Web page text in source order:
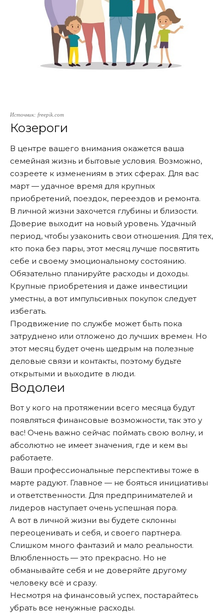
Источник: freepik.com
Козероги
В центре вашего внимания окажется ваша
семейная жизнь и бытовые условия. Возможно,
созреете к изменениям в этих сферах. Для вас
март — удачное время для крупных
приобретений, поездок, переездов и ремонта.
В личной жизни захочется глубины и близости.
Доверие выходит на новый уровень. Удачный
период, чтобы узаконить свои отношения. Для тех,
кто пока без пары, этот месяц лучше посвятить
себе и своему эмоциональному состоянию.
Обязательно планируйте расходы и доходы.
Крупные приобретения и даже инвестиции
уместны, а вот импульсивных покупок следует
избегать.
Продвижение по службе может быть пока
затруднено или отложено до лучших времен. Но
этот месяц будет очень щедрым на полезные
деловые связи и контакты, поэтому будьте
открытыми и выходите в люди.
Водолеи
Вот у кого на протяжении всего месяца будут
появляться финансовые возможности, так это у
вас! Очень важно сейчас поймать свою волну, и
абсолютно не имеет значения, где и кем вы
работаете.
Ваши профессиональные перспективы тоже в
марте радуют. Главное — не бояться инициативы
и ответственности. Для предпринимателей и
лидеров наступает очень успешная пора.
А вот в личной жизни вы будете склонны
переоценивать и себя, и своего партнера.
Слишком много фантазий и мало реальности.
Влюбленность — это прекрасно. Но не
обманывайте себя и не доверяйте другому
человеку всё и сразу.
Несмотря на финансовый успех, постарайтесь
убрать все ненужные расходы.